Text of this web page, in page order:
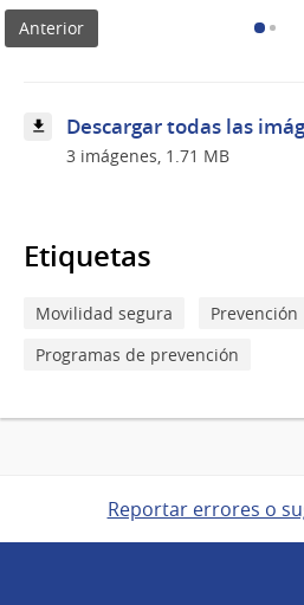
Anterior
Descargar todas las
3 imágenes, 1.71 MB
Etiquetas
Movilidad segura Prevención
Programas de prevención
Reportar errores o